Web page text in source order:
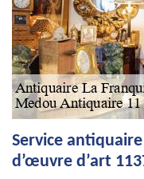
Service
d’œuvre d’art